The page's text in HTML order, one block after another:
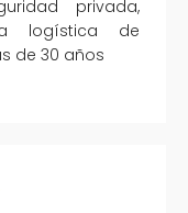
privada,
logística de
de 30 años